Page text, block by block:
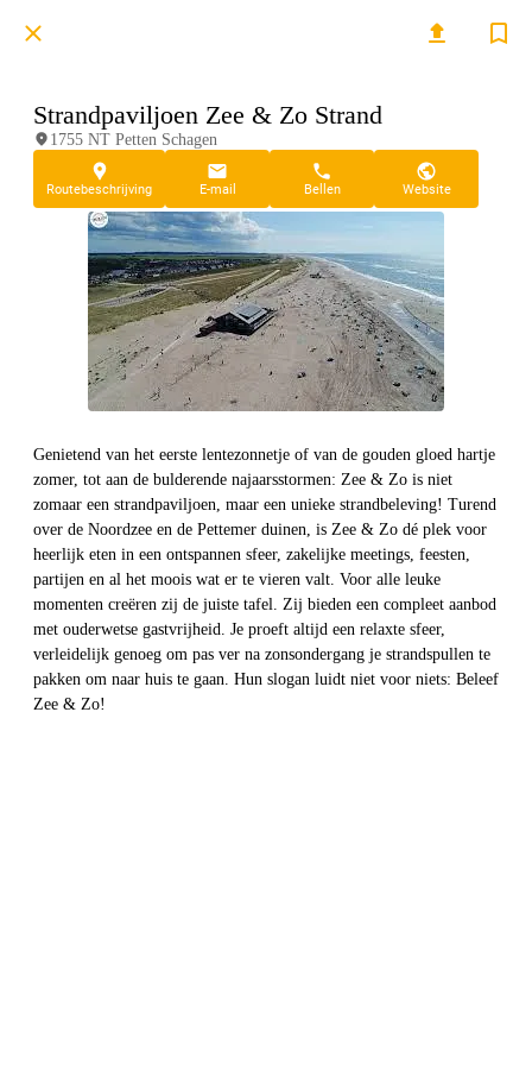
Strandpaviljoen Zee & Zo Strand
1755 NT Petten Schagen
Routebeschrijving E-mail Bellen Website
Genietend van het eerste lentezonnetje of van de gouden gloed hartje
zomer, tot aan de bulderende najaarsstormen: Zee & Zo is niet
zomaar een strandpaviljoen, maar een unieke strandbeleving! Turend
over de Noordzee en de Pettemer duinen, is Zee & Zo dé plek voor
heerlijk eten in een ontspannen sfeer, zakelijke meetings, feesten,
partijen en al het moois wat er te vieren valt. Voor alle leuke
momenten creëren zij de juiste tafel. Zij bieden een compleet aanbod
met ouderwetse gastvrijheid. Je proeft altijd een relaxte sfeer,
verleidelijk genoeg om pas ver na zonsondergang je strandspullen te
pakken om naar huis te gaan. Hun slogan luidt niet voor niets: Beleef
Zee & Zo!